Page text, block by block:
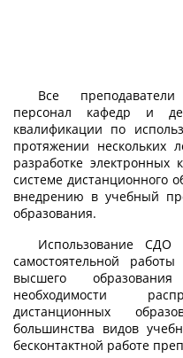
Все
персонал кафедр и
квалификации по
протяжении нескольких
разработке электронных
системе дистанционного
внедрению в учебный
образования.
Использование СДО
самостоятельной
высшего
необходимости
дистанционных
большинства видов
бесконтактной работе